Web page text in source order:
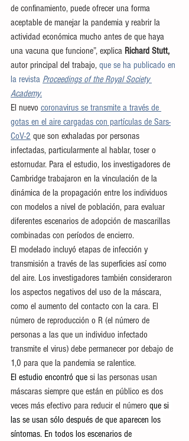
de confinamiento, puede ofrecer una forma
aceptable de manejar la pandemia y reabrir la
actividad económica mucho antes de que haya
una vacuna que funcione”, explica Richard Stutt,
autor principal del trabajo, que se ha publicado en
la revista Proceedings of the Royal Society
Academy.
El nuevo coronavirus se transmite a través de
gotas en el aire cargadas con partículas de Sars-
CoV-2 que son exhaladas por personas
infectadas, particularmente al hablar, toser o
estornudar. Para el estudio, los investigadores de
Cambridge trabajaron en la vinculación de la
dinámica de la propagación entre los individuos
con modelos a nivel de población, para evaluar
diferentes escenarios de adopción de mascarillas
combinadas con períodos de encierro.
El modelado incluyó etapas de infección y
transmisión a través de las superficies así como
del aire. Los investigadores también consideraron
los aspectos negativos del uso de la máscara,
como el aumento del contacto con la cara. El
número de reproducción o R (el número de
personas a las que un individuo infectado
transmite el virus) debe permanecer por debajo de
1,0 para que la pandemia se ralentice.
El estudio encontró que si las personas usan
máscaras siempre que están en público es dos
veces más efectivo para reducir el número que si
las se usan sólo después de que aparecen los
síntomas. En todos los escenarios de